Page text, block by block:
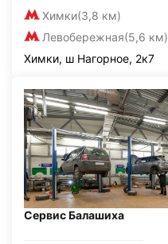
Химки(3,8 км)
Левобережная(5,6 км)
Химки, ш Нагорное, 2к7
Сервис Балашиха